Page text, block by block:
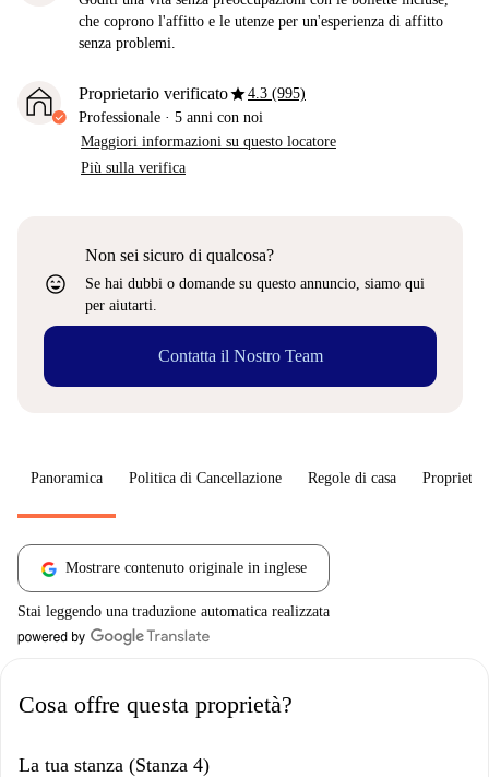
che coprono l'affitto e le utenze per un'esperienza di affitto
senza problemi.
Proprietario verificatostar4.3 (995)
Professionale · 5 anni con noi
Maggiori informazioni su questo locatore
Più sulla verifica
sentiment_very_satisfied
Non sei sicuro di qualcosa?
Se hai dubbi o domande su questo annuncio, siamo qui
per aiutarti.
Contatta il Nostro Team
Panoramica Politica di Cancellazione Regole di casa
Mostrare contenuto originale in inglese
Stai leggendo una traduzione automatica realizzata
Cosa offre questa proprietà?
La tua stanza (Stanza 4)